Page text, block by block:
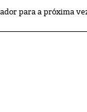
para a próxima